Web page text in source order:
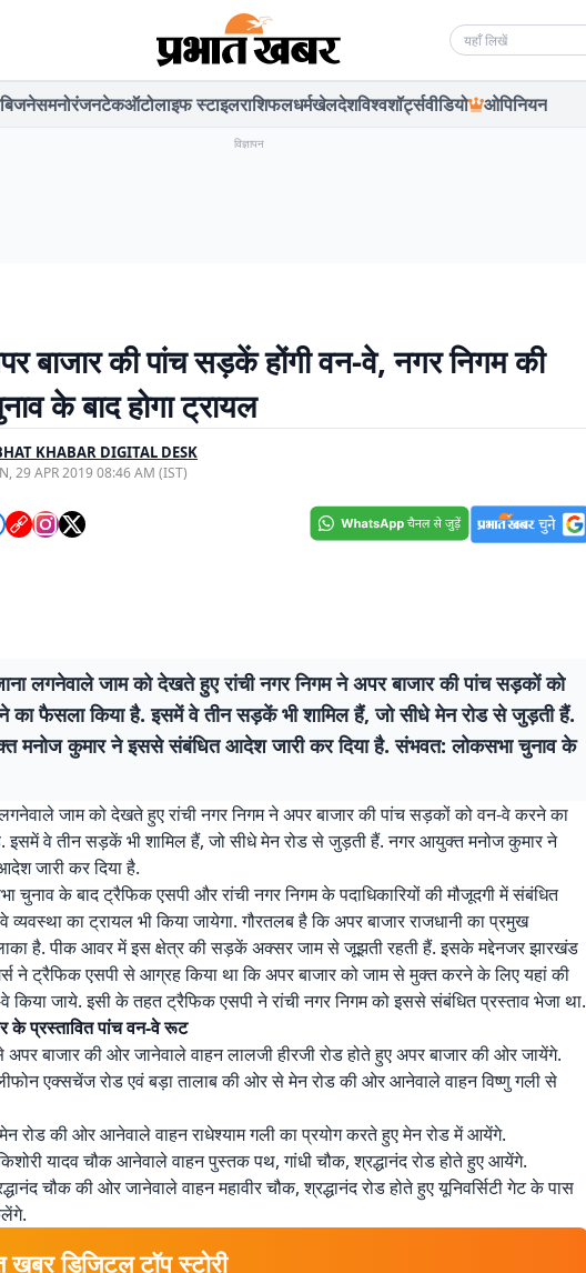
Search news
बिजनेसमनोरंजनटेकऑटोलाइफ स्टाइलराशिफलधर्मखेलदेशविश्वशॉर्ट्सवीडियो ओपिनियन
विज्ञापन
बाजार की पांच सड़कें होंगी वन-वे, नगर निगम की
के बाद होगा ट्रायल
KHABAR DIGITAL DESK
29 APR 2019 08:46 AM (IST)
लगनेवाले जाम को देखते हुए रांची नगर निगम ने अपर बाजार की पांच सड़कों को
का फैसला किया है. इसमें वे तीन सड़कें भी शामिल हैं, जो सीधे मेन रोड से जुड़ती हैं.
मनोज कुमार ने इससे संबंधित आदेश जारी कर दिया है. संभवत: लोकसभा चुनाव के
लगनेवाले जाम को देखते हुए रांची नगर निगम ने अपर बाजार की पांच सड़कों को वन-वे करने का
इसमें वे तीन सड़कें भी शामिल हैं, जो सीधे मेन रोड से जुड़ती हैं. नगर आयुक्त मनोज कुमार ने
जारी कर दिया है.
चुनाव के बाद ट्रैफिक एसपी और रांची नगर निगम के पदाधिकारियों की मौजूदगी में संबंधित
का ट्रायल भी किया जायेगा. गौरतलब है कि अपर बाजार राजधानी का प्रमुख
है. पीक आवर में इस क्षेत्र की सड़कें अक्सर जाम से जूझती रहती हैं. इसके मद्देनजर झारखंड
ने ट्रैफिक एसपी से आग्रह किया था कि अपर बाजार को जाम से मुक्त करने के लिए यहां की
किया जाये. इसी के तहत ट्रैफिक एसपी ने रांची नगर निगम को इससे संबंधित प्रस्ताव भेजा था.
के प्रस्तावित पांच वन-वे रूट
अपर बाजार की ओर जानेवाले वाहन लालजी हीरजी रोड होते हुए अपर बाजार की ओर जायेंगे.
एक्सचेंज रोड एवं बड़ा तालाब की ओर से मेन रोड की ओर आनेवाले वाहन विष्णु गली से
रोड की ओर आनेवाले वाहन राधेश्याम गली का प्रयोग करते हुए मेन रोड में आयेंगे.
यादव चौक आनेवाले वाहन पुस्तक पथ, गांधी चौक, श्रद्धानंद रोड होते हुए आयेंगे.
चौक की ओर जानेवाले वाहन महावीर चौक, श्रद्धानंद रोड होते हुए यूनिवर्सिटी गेट के पास
खबर डिजिटल टॉप स्टोरी